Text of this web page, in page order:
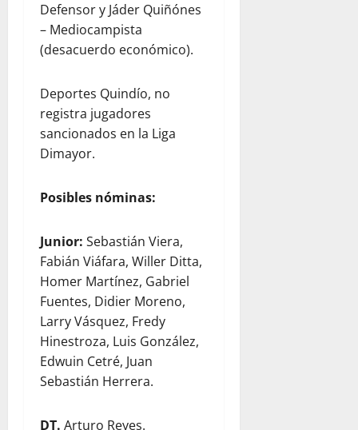
Defensor y Jáder Quiñónes
– Mediocampista
(desacuerdo económico).
Deportes Quindío, no
registra jugadores
sancionados en la Liga
Dimayor.
Posibles nóminas:
Junior: Sebastián Viera,
Fabián Viáfara, Willer Ditta,
Homer Martínez, Gabriel
Fuentes, Didier Moreno,
Larry Vásquez, Fredy
Hinestroza, Luis González,
Edwuin Cetré, Juan
Sebastián Herrera.
DT. Arturo Reyes.